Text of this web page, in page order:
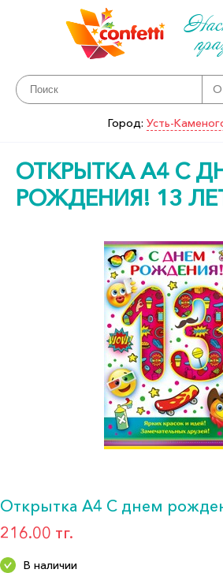
Город: Усть-
ОТКРЫТКА А4 С
РОЖДЕНИЯ! 13
Открытка А4 С днем
216.00 тг.
В наличии